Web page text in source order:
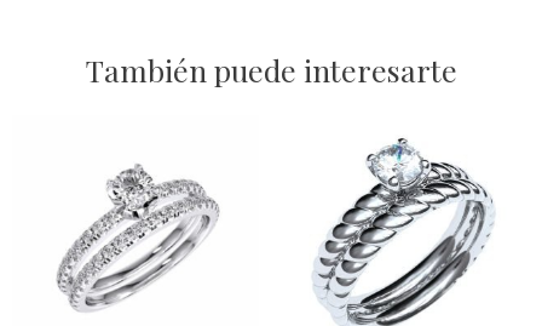
También puede interesarte